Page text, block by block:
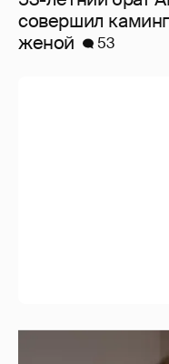
совершил
женой
53